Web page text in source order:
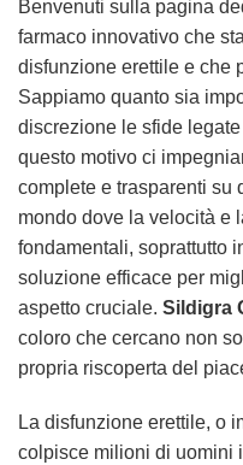
Benvenuti sulla pagina
farmaco innovativo che
disfunzione erettile e che
Sappiamo quanto sia
discrezione le sfide
questo motivo ci
complete e trasparenti su
mondo dove la velocità e
fondamentali, soprattutto
soluzione efficace per
aspetto cruciale. Sildigra
coloro che cercano non
propria riscoperta del
La disfunzione erettile, o
colpisce milioni di uomini